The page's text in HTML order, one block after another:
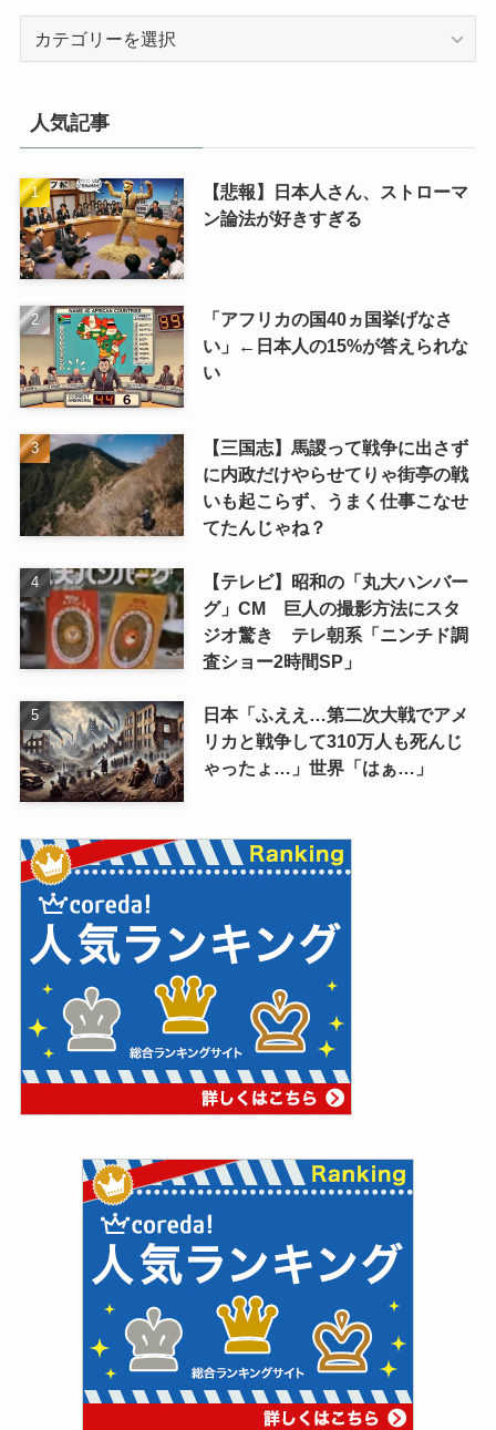
人気記事
【悲報】日本人さん、ストローマ
ン論法が好きすぎる
「アフリカの国40ヵ国挙げなさ
い」←日本人の15%が答えられな
い
【三国志】馬謖って戦争に出さず
に内政だけやらせてりゃ街亭の戦
いも起こらず、うまく仕事こなせ
てたんじゃね？
【テレビ】昭和の「丸大ハンバー
グ」CM 巨人の撮影方法にスタ
ジオ驚き テレ朝系「ニンチド調
査ショー2時間SP」
日本「ふええ…第二次大戦でアメ
リカと戦争して310万人も死んじ
ゃったょ…」世界「はぁ…」